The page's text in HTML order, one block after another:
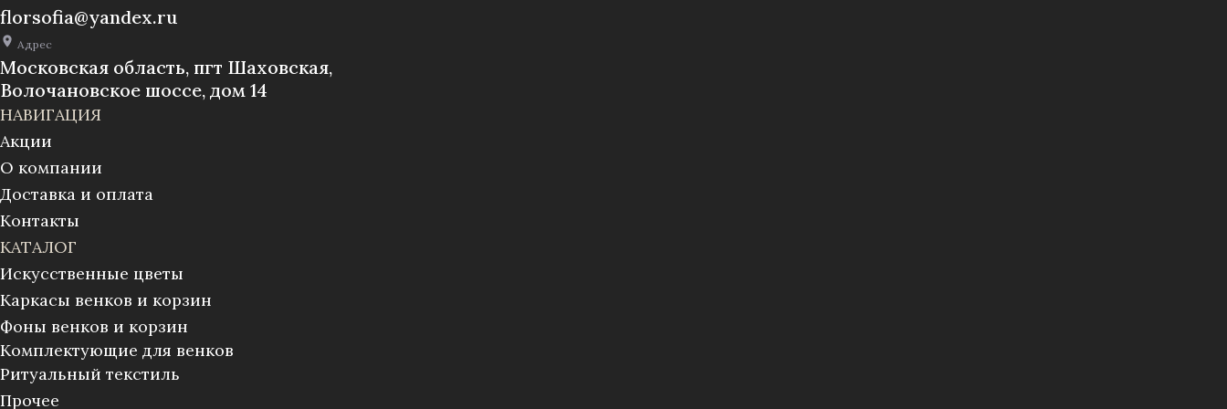
florsofia@yandex.ru
Адрес
Московская область, пгт Шаховская,
Волочановское шоссе, дом 14
НАВИГАЦИЯ
Акции
О компании
Доставка и оплата
Контакты
КАТАЛОГ
Искусственные цветы
Каркасы венков и корзин
Фоны венков и корзин
Комплектующие для венков
Ритуальный текстиль
Прочее